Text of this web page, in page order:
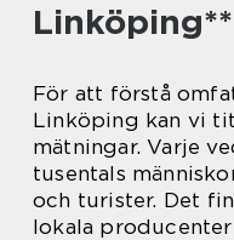
Linköping**
För att förstå
Linköping kan vi
mätningar. Varje
tusentals
och turister. Det
lokala